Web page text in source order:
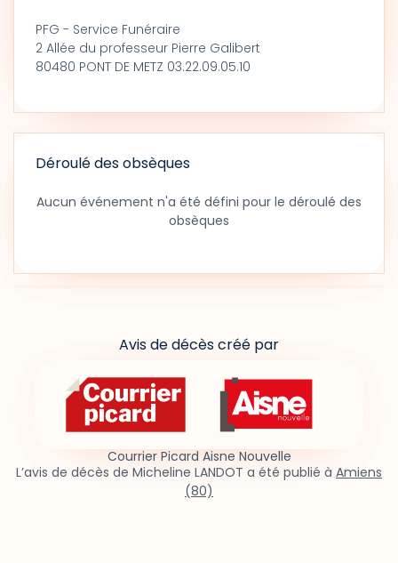
PFG - Service Funéraire
2 Allée du professeur Pierre Galibert
80480 PONT DE METZ 03.22.09.05.10
Déroulé des obsèques
Aucun événement n'a été défini pour le déroulé des
obsèques
Avis de décès créé par
Courrier Picard Aisne Nouvelle
L’avis de décès de Micheline LANDOT a été publié à Amiens
(80)